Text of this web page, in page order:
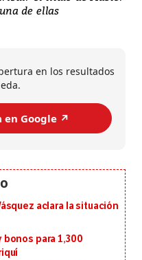
de ellas
en los resultados
en Google ↗️
aclara la situación
para 1,300